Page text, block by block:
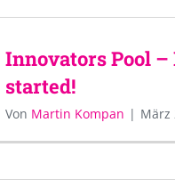
Innovators Pool –
started!
Von Martin Kompan | März